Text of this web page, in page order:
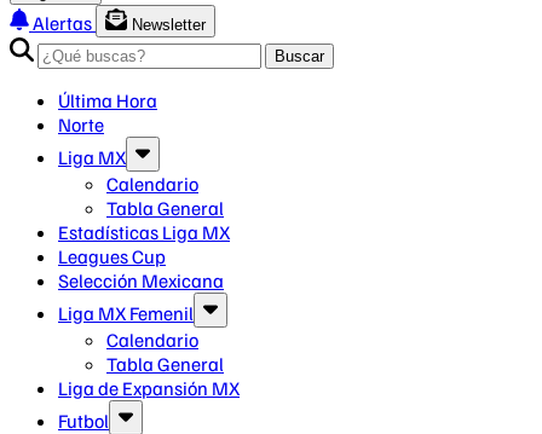
Alertas
Newsletter
Buscar
Última Hora
Norte
Liga MX
Calendario
Tabla General
Estadísticas Liga MX
Leagues Cup
Selección Mexicana
Liga MX Femenil
Calendario
Tabla General
Liga de Expansión MX
Futbol